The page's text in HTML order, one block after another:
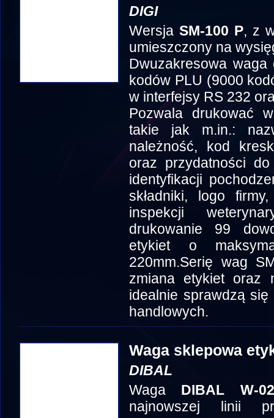
DIGI
Wersja SM-100 P, z
umieszczony na
Dwuzakresowa
kodów PLU (9000
w interfejsy RS 232
Pozwala drukować
takie jak m.in.:
należność, kod
oraz przydatności
identyfikacji
składniki, logo
inspekcji
drukowanie 99
etykiet o
220mm.Serię wag
zmiana etykiet oraz
idealnie sprawdzą
handlowych.
Waga sklepowa
DIBAL
Waga DIBAL W-
najnowszej linii